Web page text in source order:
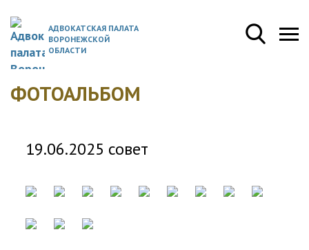
АДВОКАТСКАЯ ПАЛАТА
ВОРОНЕЖСКОЙ
ОБЛАСТИ
ФОТОАЛЬБОМ
19.06.2025 совет